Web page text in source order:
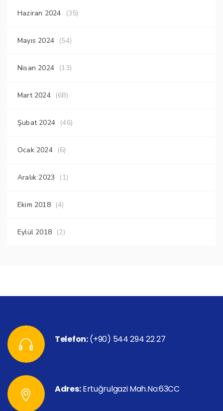
Haziran 2024 (35)
Mayıs 2024 (54)
Nisan 2024 (13)
Mart 2024 (68)
Şubat 2024 (46)
Ocak 2024 (6)
Aralık 2023 (1)
Ekim 2018 (4)
Eylül 2018 (2)
Telefon:(+90) 544 294 22 27
Adres:Ertuğrulgazi Mah.No:63CC